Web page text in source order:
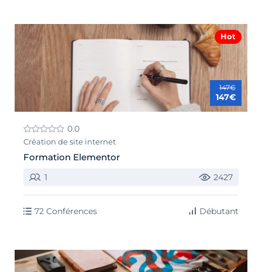
Hot
147€
147€
0.0
Création de site internet
Formation Elementor
1 2427
72 Conférences Débutant